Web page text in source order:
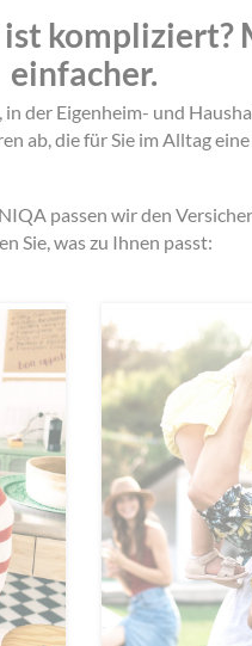
kompliziert?
einfacher.
der Eigenheim- und
ab, die für Sie im Alltag eine
passen wir den
Sie, was zu Ihnen passt: